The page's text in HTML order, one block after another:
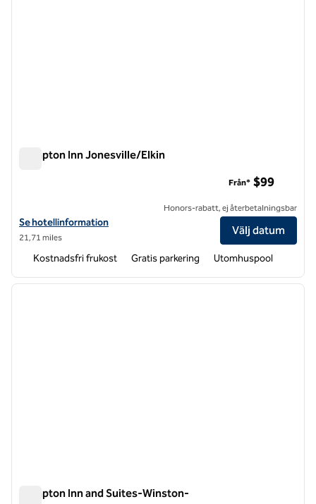
Hampton Inn Jonesville/Elkin
Visa hotelldetaljer för Hampton Inn Jonesville/Elkin
Se hotellinformation
21,71 miles
Från* $99
Honors-rabatt, ej återbetalningsbar
Välj datum
Kostnadsfri frukost Gratis parkering Utomhuspool
1 av 12
nästa
Hampton Inn and Suites-Winston-